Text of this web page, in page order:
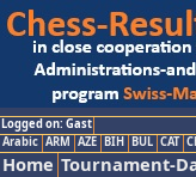
Logged on: Gast
Arabic ARM AZE BIH BUL CAT
Home Tournament-